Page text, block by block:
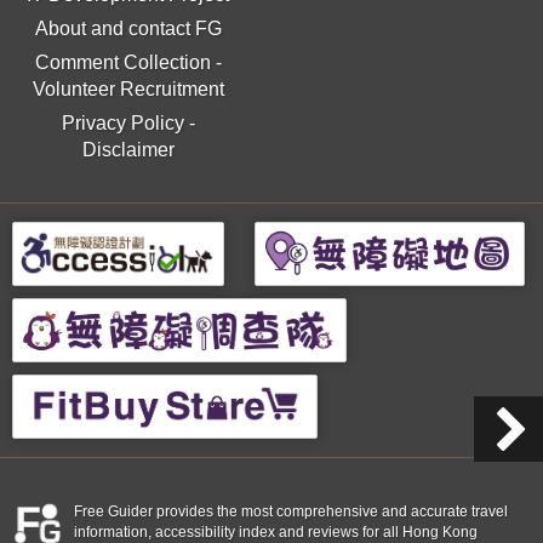
About and contact FG
Comment Collection -
Volunteer Recruitment
Privacy Policy-
Disclaimer
Free Guider provides the most comprehensive and accurate travel
information, accessibility index and reviews for all Hong Kong